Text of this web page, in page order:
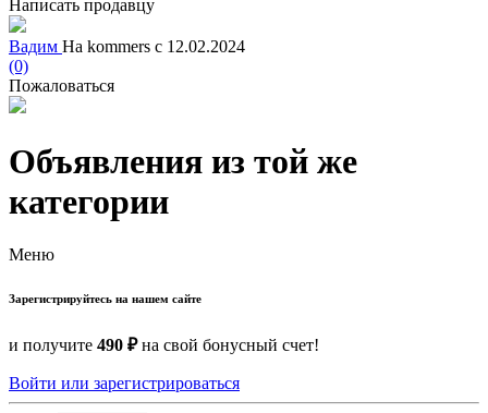
Написать продавцу
Вадим На kommers с 12.02.2024
(0)
Пожаловаться
Объявления из той же
категории
Меню
Зарегистрируйтесь на нашем сайте
и получите 490 ₽на свой бонусный счет!
Войти или зарегистрироваться